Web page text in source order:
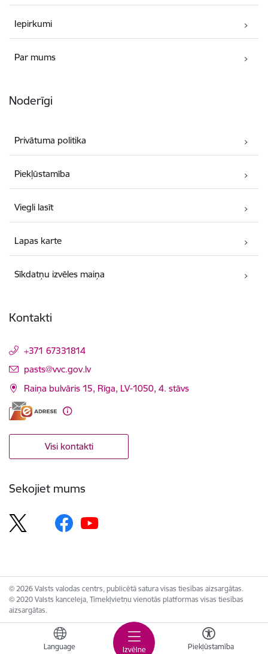
Izvēlne
Language Piekļūstamība
Iepirkumi
Par mums
Noderīgi
Privātuma politika
Piekļūstamība
Viegli lasīt
Lapas karte
Sīkdatņu izvēles maiņa
Kontakti
+371 67331814
E-pasts:
pasts@vvc.gov.lv
Raiņa bulvāris 15, Rīga, LV-1050, 4. stāvs
Visi kontakti
Sekojiet mums
© 2026 Valsts valodas centrs, publicētā satura visas tiesības aizsargātas.
© 2020 Valsts kanceleja, Tīmekļvietņu vienotās platformas visas tiesības
aizsargātas.